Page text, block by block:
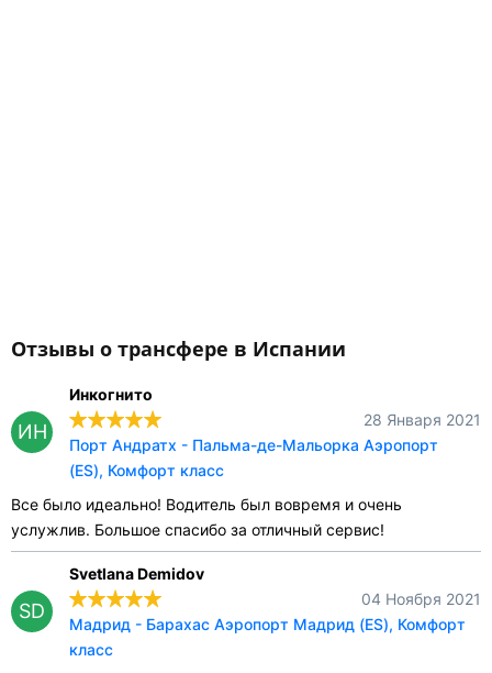
Отзывы о трансфере в Испании
ИН
Инкогнито
28 Января 2021
Порт Андратх - Пальма-де-Мальорка Аэропорт
(ES), Комфорт класс
Все было идеально! Водитель был вовремя и очень
услужлив. Большое спасибо за отличный сервис!
SD
Svetlana Demidov
04 Ноября 2021
Мадрид - Барахас Аэропорт Мадрид (ES), Комфорт
класс